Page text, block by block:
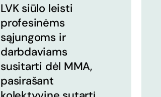
LVK siūlo leisti
profesinėms
sąjungoms ir
darbdaviams
susitarti dėl MMA,
pasirašant